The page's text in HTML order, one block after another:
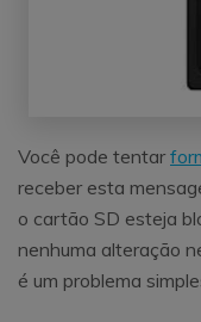
Você pode tentar
receber esta
o cartão SD esteja
nenhuma alteração
é um problema